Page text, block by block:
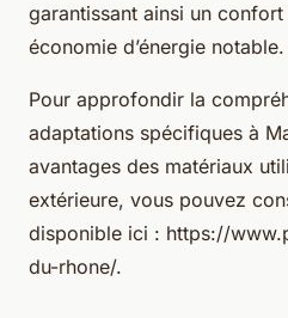
garantissant ainsi un
économie d’énergie notable.
Pour approfondir la
adaptations spécifiques à
avantages des matériaux
extérieure, vous pouvez
disponible ici : https://
du-rhone/.